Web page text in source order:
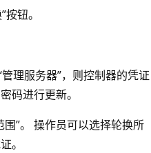
按钮。
管理服务器”，则控制器的凭证
码进行更新。
围”。 操作员可以选择轮换所
。